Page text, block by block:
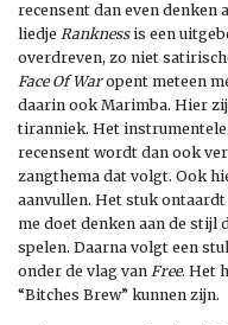
recensent dan even denken
liedje Ranknessis een
overdreven, zo niet
Face Of Waropent meteen
daarin ook Marimba. Hier
tiranniek. Het
recensent wordt dan ook
zangthema dat volgt. Ook
aanvullen. Het stuk
me doet denken aan de stijl
spelen. Daarna volgt een
onder de vlag van Free. Het
“Bitches Brew” kunnen zijn.